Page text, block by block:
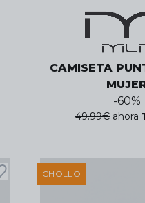
CAMISETA
-60%
49.99€ ahora
CHOLLO